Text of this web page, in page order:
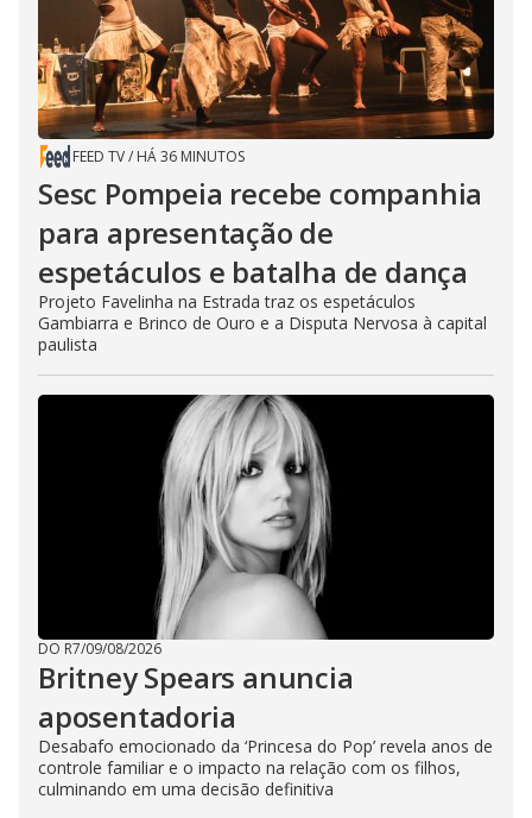
FEED TV/ HÁ 36 MINUTOS
Sesc Pompeia recebe companhia
para apresentação de
espetáculos e batalha de dança
Projeto Favelinha na Estrada traz os espetáculos
Gambiarra e Brinco de Ouro e a Disputa Nervosa à capital
paulista
DO R7/09/08/2026
Britney Spears anuncia
aposentadoria
Desabafo emocionado da ‘Princesa do Pop’ revela anos de
controle familiar e o impacto na relação com os filhos,
culminando em uma decisão definitiva